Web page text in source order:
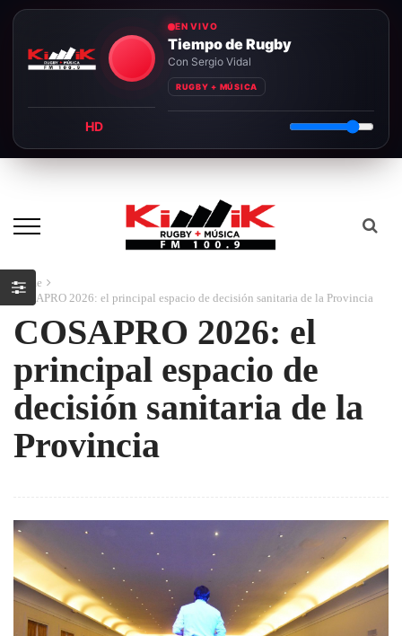
EN VIVO
Tiempo de Rugby
Con Sergio Vidal
RUGBY + MÚSICA
HD
Home
COSAPRO 2026: el principal espacio de decisión sanitaria de la Provincia
COSAPRO 2026: el
principal espacio de
decisión sanitaria de la
Provincia